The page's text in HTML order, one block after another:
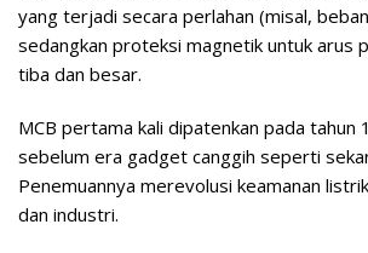
yang terjadi secara perlahan (misal,
sedangkan proteksi magnetik untuk arus
tiba dan besar.
MCB pertama kali dipatenkan pada tahun
sebelum era gadget canggih seperti
Penemuannya merevolusi keamanan
dan industri.